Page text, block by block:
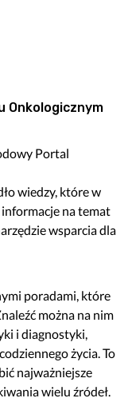
Onkologicznym
Portal
wiedzy, które w
na temat
wsparcia dla
poradami, które
można na nim
i diagnostyki,
życia. To
najważniejsze
wielu źródeł.